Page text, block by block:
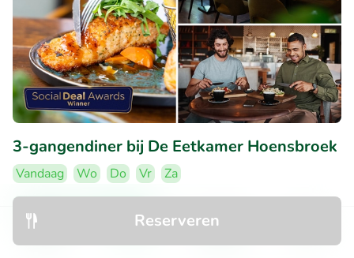
Reserveren
3-gangendiner bij De Eetkamer Hoensbroek
Vandaag Wo Do Vr
Za
9.3
• 6.377 beoordelingen